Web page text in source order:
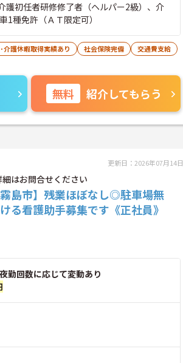
護初任者研修修了者（ヘルパー2級）、介
種免許（ＡＴ限定可）
介護休暇取得実績あり 社会保険完備
交通費支給
無料 紹介してもらう
更新日：2026年07月14日
はお問合せください
霧島市】残業ほぼなし◎駐車場無
る看護助手募集です《正社員》
勤回数に応じて変動あり